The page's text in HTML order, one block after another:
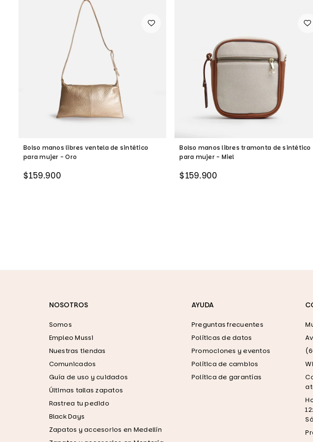
Bolso manos libres ventela de sintético
para mujer - Oro
Precio
$159.900
Bolso manos libres tramonta de sintético
para mujer - Miel
Precio
$159.900
NOSOTROS
Somos
Empleo Mussi
Nuestras tiendas
Comunicados
Guía de uso y cuidados
Últimas tallas zapatos
Rastrea tu pedido
Black Days
Zapatos y accesorios en Medellín
AYUDA
Preguntas frecuentes
Políticas de datos
Promociones y eventos
Política de cambios
Política de garantías